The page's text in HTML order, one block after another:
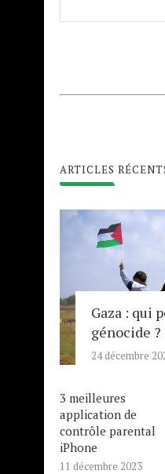
ARTICLES
Gaza : qui
génocide ?
24 décembre
3 meilleures
application de
contrôle parental
iPhone
11 décembre 2023